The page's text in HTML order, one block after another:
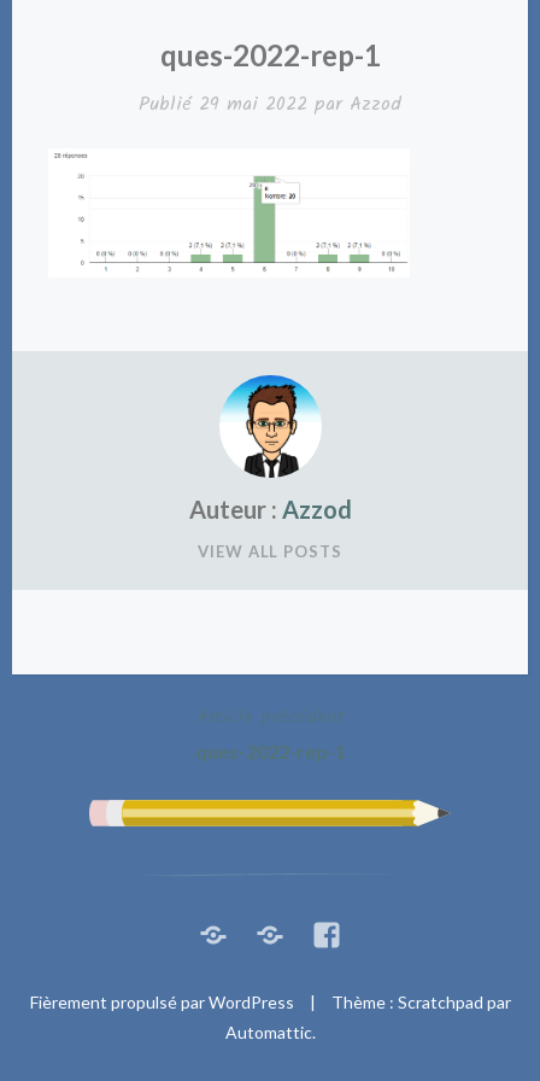
ques-2022-rep-1
Publié 29 mai 2022 par Azzod
Auteur : Azzod
VIEW ALL POSTS
l’article
Article précédent
ques-2022-rep-1
RocketchatSteam
Fièrement propulsé par WordPress |
Thème : Scratchpad par
Automattic.